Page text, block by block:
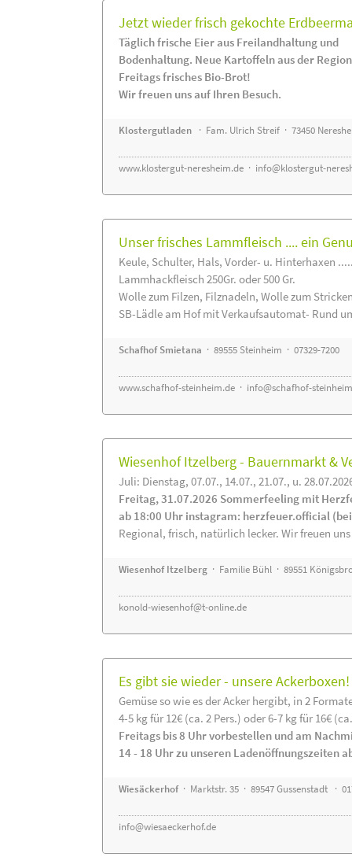
Jetzt wieder frisch gekochte
Täglich frische Eier aus Freilandhaltung und
Bodenhaltung. Neue Kartoffeln aus der
Freitags frisches Bio-Brot!
Wir freuen uns auf Ihren Besuch.
Klostergutladen · Fam. Ulrich Streif · 73450
www.klostergut-neresheim.de · info@klostergut-
Unser frisches Lammfleisch .... ein
Keule, Schulter, Hals, Vorder- u. Hinterhaxen
Lammhackfleisch 250Gr. oder 500 Gr.
Wolle zum Filzen, Filznadeln, Wolle zum
SB-Lädle am Hof mit Verkaufsautomat- Rund
Schafhof Smietana · 89555 Steinheim · 07329-7200
www.schafhof-steinheim.de · info@schafhof-
Wiesenhof Itzelberg - Bauernmarkt &
Juli: Dienstag, 07.07., 14.07., 21.07., u.
Freitag, 31.07.2026 Sommerfeeling mit
ab 18:00 Uhr instagram: herzfeuer.official
Regional, frisch, natürlich lecker. Wir freuen
Wiesenhof Itzelberg · Familie Bühl · 89551
konold-wiesenhof@t-online.de
Es gibt sie wieder - unsere Ackerboxen!
Gemüse so wie es der Acker hergibt, in 2
4-5 kg für 12€ (ca. 2 Pers.) oder 6-7 kg für 16€
Freitags bis 8 Uhr vorbestellen und am
14 - 18 Uhr zu unseren Ladenöffnungszeiten
Wiesäckerhof· Marktstr. 35 · 89547 Gussenstadt ·
info@wiesaeckerhof.de